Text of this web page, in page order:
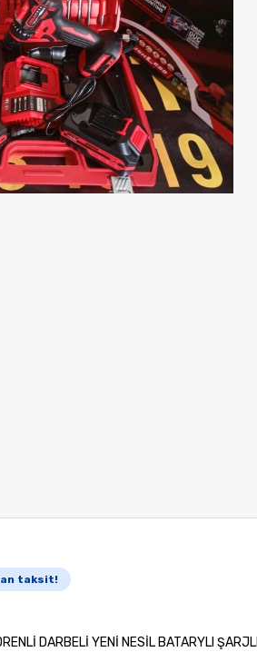
taksit!
DARBELİ YENİ NESİL BATARYLI ŞARJLI